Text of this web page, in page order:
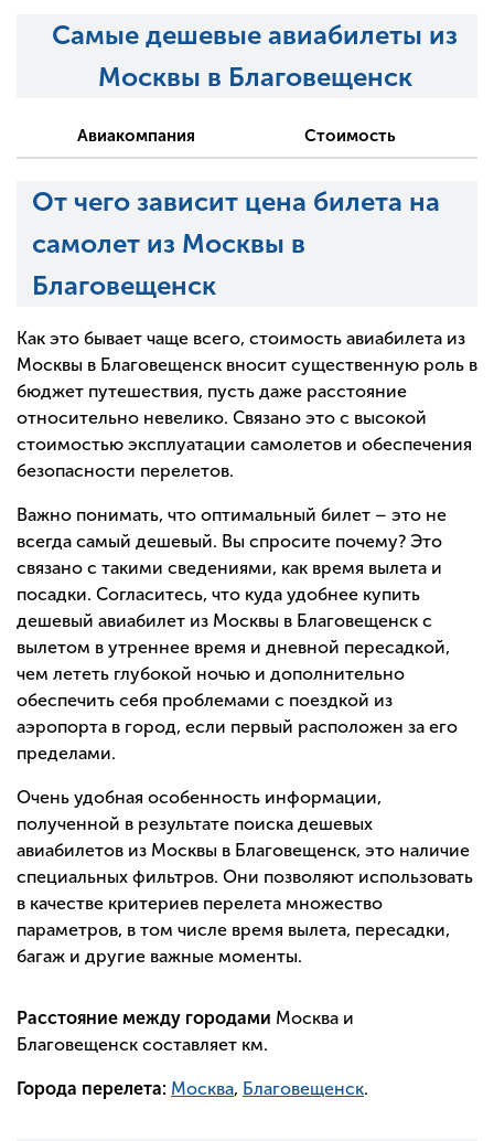
Самые дешевые авиабилеты из
Москвы в Благовещенск
Авиакомпания Стоимость
От чего зависит цена билета на
самолет из Москвы в
Благовещенск
Как это бывает чаще всего, стоимость авиабилета из
Москвы в Благовещенск вносит существенную роль в
бюджет путешествия, пусть даже расстояние
относительно невелико. Связано это с высокой
стоимостью эксплуатации самолетов и обеспечения
безопасности перелетов.
Важно понимать, что оптимальный билет – это не
всегда самый дешевый. Вы спросите почему? Это
связано с такими сведениями, как время вылета и
посадки. Согласитесь, что куда удобнее купить
дешевый авиабилет из Москвы в Благовещенск с
вылетом в утреннее время и дневной пересадкой,
чем лететь глубокой ночью и дополнительно
обеспечить себя проблемами с поездкой из
аэропорта в город, если первый расположен за его
пределами.
Очень удобная особенность информации,
полученной в результате поиска дешевых
авиабилетов из Москвы в Благовещенск, это наличие
специальных фильтров. Они позволяют использовать
в качестве критериев перелета множество
параметров, в том числе время вылета, пересадки,
багаж и другие важные моменты.
Расстояние между городами Москва и
Благовещенск составляет км.
Города перелета: Москва, Благовещенск.